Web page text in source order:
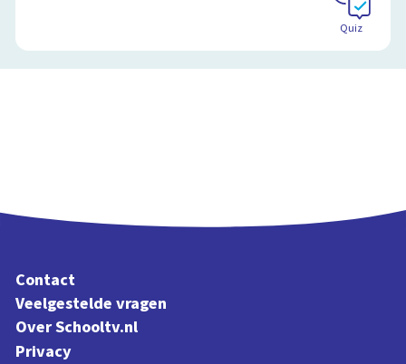
Quiz
Contact
Veelgestelde vragen
Over Schooltv.nl
Privacy